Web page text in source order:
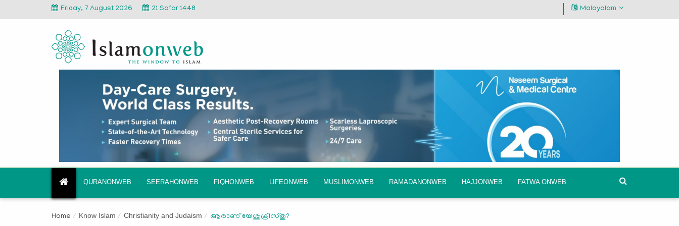
Friday, 7 August 2026 21 Safar 1448 Malayalam
QURANONWEB SEERAHONWEB FIQHONWEB LIFEONWEB MUSLIMONWEB RAMADANONWEB HAJJONWEB FATWA ONWEB
Home Know Islam Christianity and Judaism ആരാണ് യേശുക്രിസ്തു?